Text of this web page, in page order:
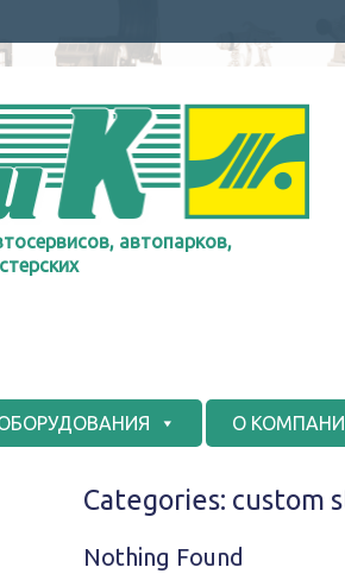
автопарков,
О
Categories: custom
Nothing Found